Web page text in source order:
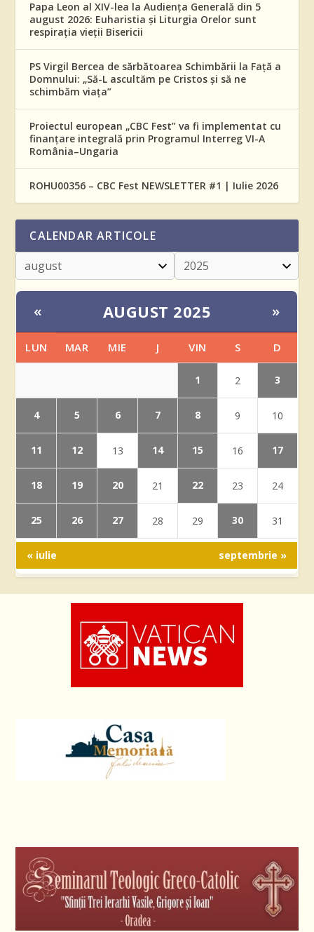
Papa Leon al XIV-lea la Audiența Generală din 5
august 2026: Euharistia și Liturgia Orelor sunt
respirația vieții Bisericii
PS Virgil Bercea de sărbătoarea Schimbării la Față a
Domnului: „Să-L ascultăm pe Cristos și să ne
schimbăm viața”
Proiectul european „CBC Fest” va fi implementat cu
finanțare integrală prin Programul Interreg VI-A
România–Ungaria
ROHU00356 – CBC Fest NEWSLETTER #1 | Iulie 2026
CALENDAR ARTICOLE
« AUGUST 2025 »
LUN MAR MIE J VIN S D
1 2 3
4 5 6 7 8 9 10
11 12 13 14 15 16 17
18 19 20 21 22 23 24
25 26 27 28 29 30 31
« iulie septembrie »